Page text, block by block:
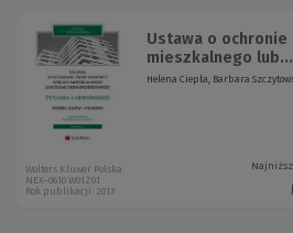
Ustawa o ochronie
mieszkalnego lub...
Helena Ciepła, Barbara
Wolters Kluwer Polska
NEX-0610 W01Z01
Rok publikacji: 2013